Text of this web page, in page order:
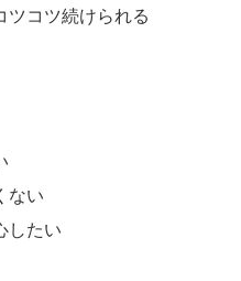
ツコツ続けられる
ない
したい